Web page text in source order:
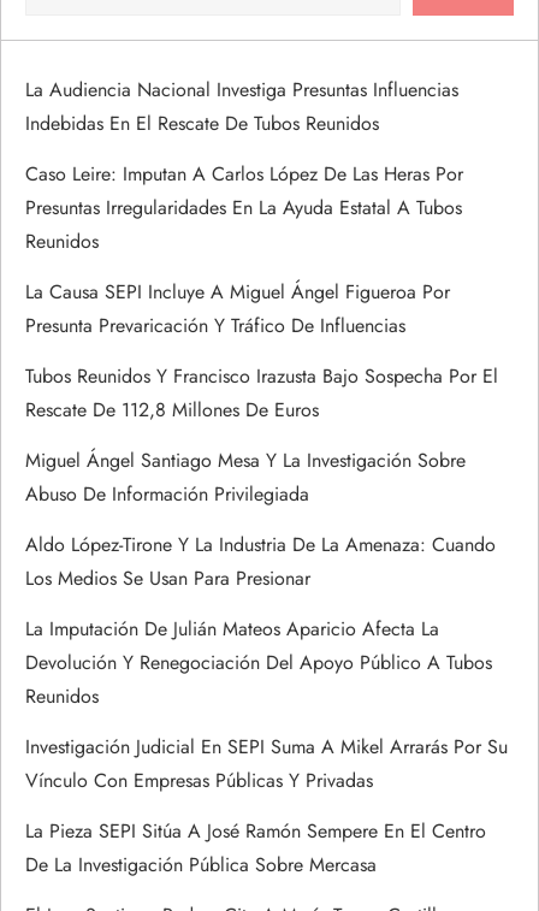
ó
n
d
e
e
n
t
r
a
d
a
s
La Audiencia Nacional Investiga Presuntas Influencias
Indebidas En El Rescate De Tubos Reunidos
Caso Leire: Imputan A Carlos López De Las Heras Por
Presuntas Irregularidades En La Ayuda Estatal A Tubos
Reunidos
La Causa SEPI Incluye A Miguel Ángel Figueroa Por
Presunta Prevaricación Y Tráfico De Influencias
Tubos Reunidos Y Francisco Irazusta Bajo Sospecha Por El
Rescate De 112,8 Millones De Euros
Miguel Ángel Santiago Mesa Y La Investigación Sobre
Abuso De Información Privilegiada
Aldo López-Tirone Y La Industria De La Amenaza: Cuando
Los Medios Se Usan Para Presionar
La Imputación De Julián Mateos Aparicio Afecta La
Devolución Y Renegociación Del Apoyo Público A Tubos
Reunidos
Investigación Judicial En SEPI Suma A Mikel Arrarás Por Su
Vínculo Con Empresas Públicas Y Privadas
La Pieza SEPI Sitúa A José Ramón Sempere En El Centro
De La Investigación Pública Sobre Mercasa